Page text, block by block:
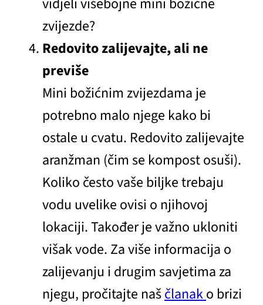
zvijezde?
Redovito zalijevajte, ali ne
previše
Mini božićnim zvijezdama je
potrebno malo njege kako bi
ostale u cvatu. Redovito zalijevajte
aranžman (čim se kompost osuši).
Koliko često vaše biljke trebaju
vodu uvelike ovisi o njihovoj
lokaciji. Također je važno ukloniti
višak vode. Za više informacija o
zalijevanju i drugim savjetima za
njegu, pročitajte naščlanako brizi